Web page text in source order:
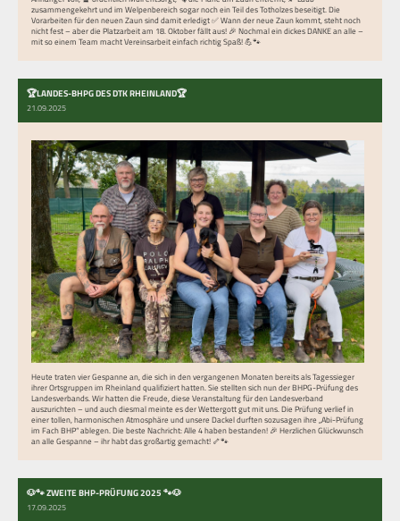
zusammengekehrt und im Welpenbereich sogar noch ein Teil des Totholzes beseitigt. Die
Vorarbeiten für den neuen Zaun sind damit erledigt ✅ Wann der neue Zaun kommt, steht noch
nicht fest – aber die Platzarbeit am 18. Oktober fällt aus! 🎉 Nochmal ein dickes DANKE an alle –
mit so einem Team macht Vereinsarbeit einfach richtig Spaß! 💪🐾
🏆LANDES-BHPG DES DTK RHEINLAND🏆
21.09.2025
Heute traten vier Gespanne an, die sich in den vergangenen Monaten bereits als Tagessieger
ihrer Ortsgruppen im Rheinland qualifiziert hatten. Sie stellten sich nun der BHPG-Prüfung des
Landesverbands. Wir hatten die Freude, diese Veranstaltung für den Landesverband
auszurichten – und auch diesmal meinte es der Wettergott gut mit uns. Die Prüfung verlief in
einer tollen, harmonischen Atmosphäre und unsere Dackel durften sozusagen ihre „Abi-Prüfung
im Fach BHP“ ablegen. Die beste Nachricht: Alle 4 haben bestanden! 🎉 Herzlichen Glückwunsch
an alle Gespanne – ihr habt das großartig gemacht! 🦴🐾
🐶🐾 ZWEITE BHP-PRÜFUNG 2025 🐾🐶
17.09.2025